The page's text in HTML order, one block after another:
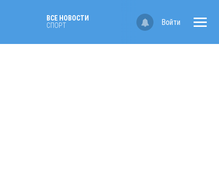
ВСЕ НОВОСТИ
СПОРТ
Войти